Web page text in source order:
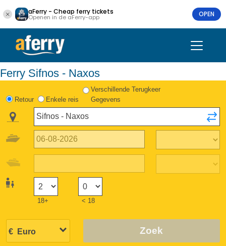
aFerry - Cheap ferry tickets
Openen in de aFerry-app OPEN
Ferry Sifnos - Naxos
Retour Enkele reis
Verschillende Terugkeer
Gegevens
18+ < 18
Zoek